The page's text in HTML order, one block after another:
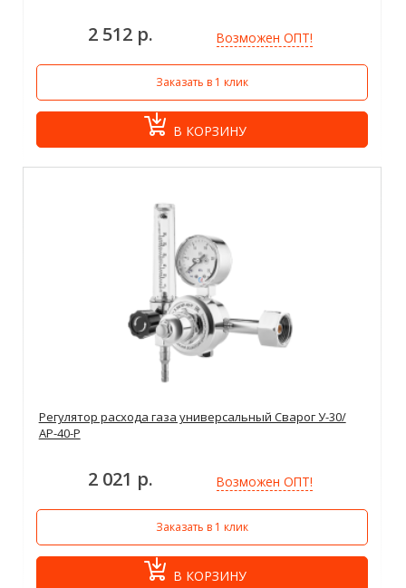
2 512 р. Возможен ОПТ!
Заказать в 1 клик
В КОРЗИНУ
Регулятор расхода газа универсальный Сварог У-30/
АР-40-Р
2 021 р. Возможен ОПТ!
Заказать в 1 клик
В КОРЗИНУ